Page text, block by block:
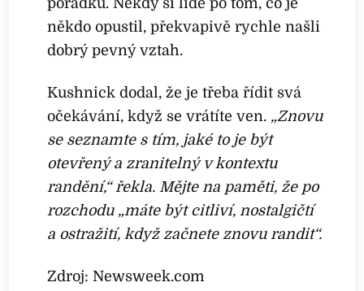
někdo opustil, překvapivě rychle našli
dobrý pevný vztah.
Kushnick dodal, že je třeba řídit svá
očekávání, když se vrátíte ven. „Znovu
se seznamte s tím, jaké to je být
otevřený a zranitelný v kontextu
randění,“ řekla. Mějte na paměti, že po
rozchodu „máte být citliví, nostalgičtí
a ostražití, když začnete znovu randit“.
Zdroj: Newsweek.com